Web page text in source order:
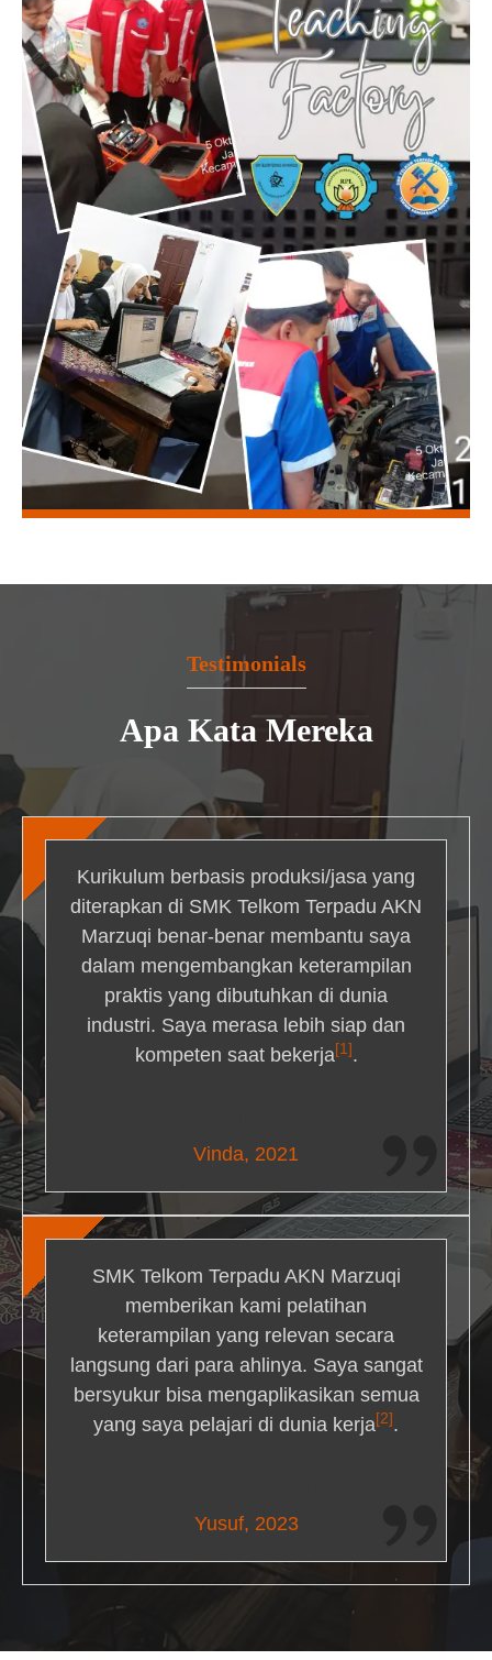
Testimonials
Apa Kata Mereka
Kurikulum berbasis produksi/jasa yang
diterapkan di SMK Telkom Terpadu AKN
Marzuqi benar-benar membantu saya
dalam mengembangkan keterampilan
praktis yang dibutuhkan di dunia
industri. Saya merasa lebih siap dan
kompeten saat bekerja[1] .
Vinda, 2021
SMK Telkom Terpadu AKN Marzuqi
memberikan kami pelatihan
keterampilan yang relevan secara
langsung dari para ahlinya. Saya sangat
bersyukur bisa mengaplikasikan semua
yang saya pelajari di dunia kerja[2] .
Yusuf, 2023